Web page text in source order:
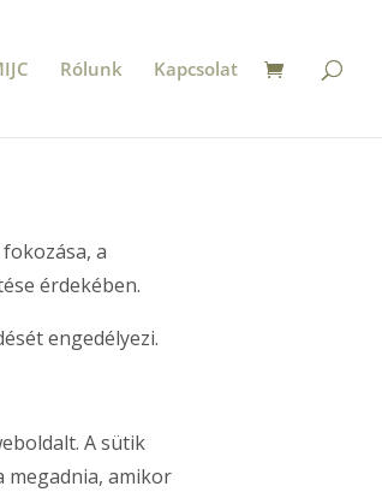
Rólunk Kapcsolat
a
érdekében.
engedélyezi.
A sütik
megadnia, amikor